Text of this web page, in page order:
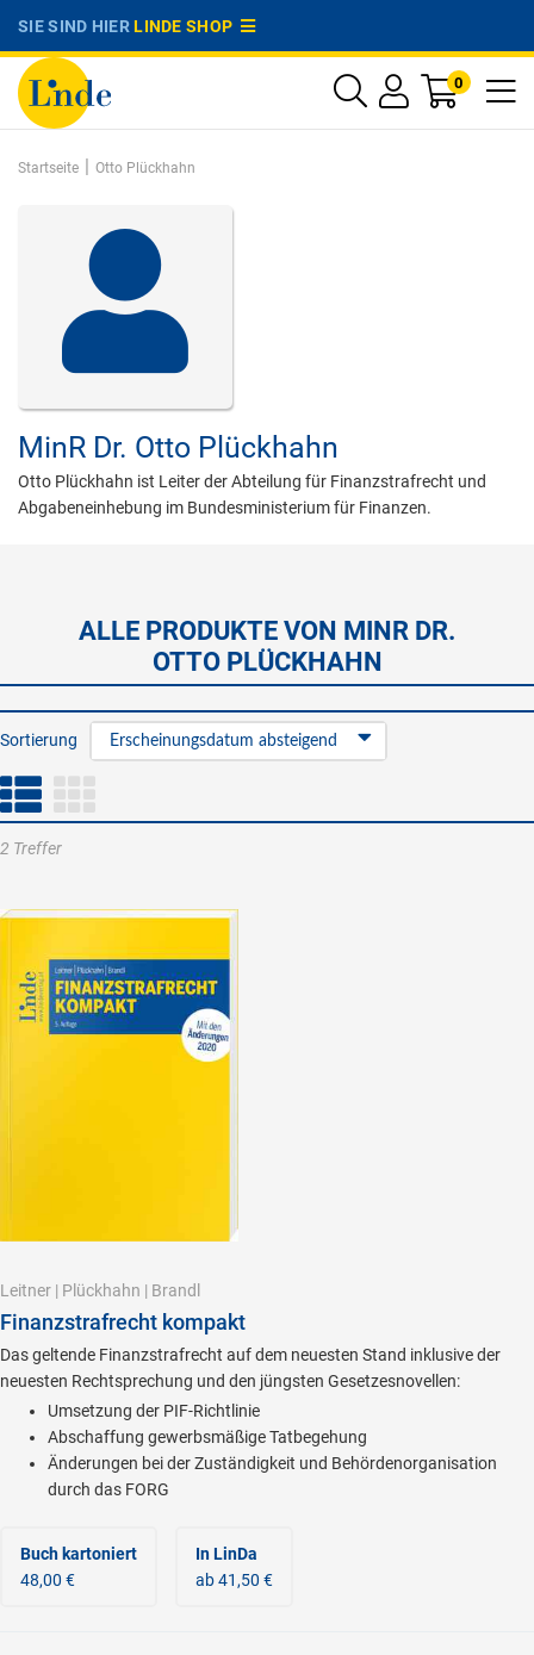
SIE SIND HIERLINDE SHOP
0
Startseite | Otto Plückhahn
MinR Dr. Otto Plückhahn
Otto Plückhahn ist Leiter der Abteilung für Finanzstrafrecht und
Abgabeneinhebung im Bundesministerium für Finanzen.
ALLE PRODUKTE VON MINR DR.
OTTO PLÜCKHAHN
Sortierung Erscheinungsdatum absteigend
2 Treffer
Leitner | Plückhahn | Brandl
Finanzstrafrecht kompakt
Das geltende Finanzstrafrecht auf dem neuesten Stand inklusive der
neuesten Rechtsprechung und den jüngsten Gesetzesnovellen:
Umsetzung der PIF-Richtlinie
Abschaffung gewerbsmäßige Tatbegehung
Änderungen bei der Zuständigkeit und Behördenorganisation
durch das FORG
Buch kartoniert
48,00 €
In LinDa
ab 41,50 €